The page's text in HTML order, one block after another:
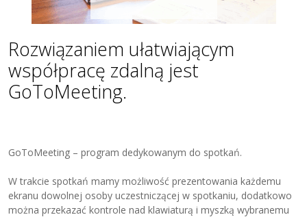
Rozwiązaniem ułatwiającym
współpracę zdalną jest
GoToMeeting.
GoToMeeting – program dedykowanym do spotkań.
W trakcie spotkań mamy możliwość prezentowania każdemu
ekranu dowolnej osoby uczestniczącej w spotkaniu, dodatkowo
można przekazać kontrole nad klawiaturą i myszką wybranemu